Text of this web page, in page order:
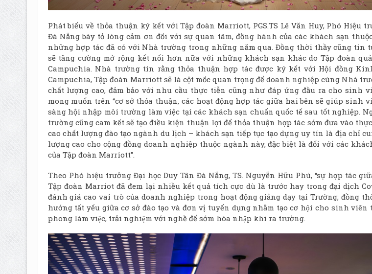
Phát biểu về thỏa thuận ký kết với Tập đoàn Marriott, PGS.TS Lê Văn Huy, Phó Hiệu
Đà Nẵng bày tỏ lòng cảm ơn đối với sự quan tâm, đồng hành của các khách sạn
những hợp tác đã có với Nhà trường trong những năm qua. Đồng thời thầy cũng tin
sẽ tăng cường mở rộng kết nối hơn nữa với những khách sạn khác do Tập đoàn
Campuchia. Nhà trường tin rằng thỏa thuận hợp tác được ký kết với Hội đồng
Campuchia, Tập đoàn Marriott sẽ là cột mốc quan trọng để doanh nghiệp cùng Nhà
chất lượng cao, đảm bảo với nhu cầu thực tiễn cũng như đáp ứng đầu ra cho sinh
mong muốn trên “cơ sở thỏa thuận, các hoạt động hợp tác giữa hai bên sẽ giúp sinh
sàng hội nhập môi trường làm việc tại các khách sạn chuẩn quốc tế sau tốt nghiệp.
trường cũng cam kết sẽ tạo điều kiện thuận lợi để thỏa thuận hợp tác sớm đưa vào
cao chất lượng đào tạo ngành du lịch – khách sạn tiếp tục tạo dựng uy tín là địa chỉ
lượng cao cho cộng đồng doanh nghiệp thuộc ngành này, đặc biệt là đối với các
của Tập đoàn Marriott”.
Theo Phó hiệu trưởng Đại học Duy Tân Đà Nẵng, TS. Nguyễn Hữu Phú, “sự hợp tác
Tập đoàn Marriot đã đem lại nhiều kết quả tích cực dù là trước hay trong đại dịch
đánh giá cao vai trò của doanh nghiệp trong hoạt động giảng dạy tại Trường; đồng
hướng tất yếu giữa cơ sở đào tạo và đơn vị tuyển dụng nhằm tạo cơ hội cho sinh viên
phong làm việc, trải nghiệm với nghề để sớm hòa nhập khi ra trường.